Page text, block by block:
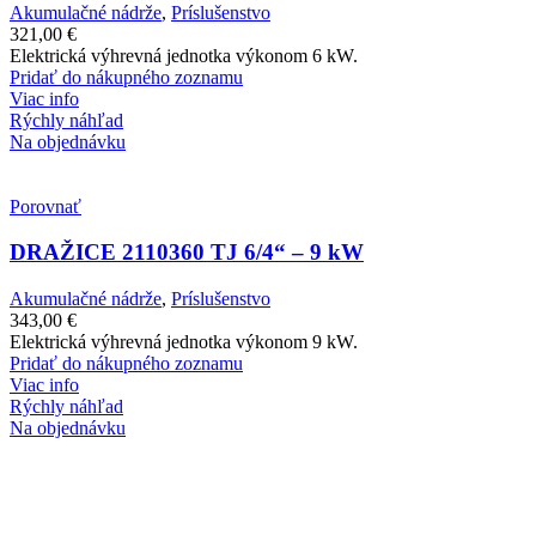
Akumulačné nádrže, Príslušenstvo
321,00 €
Elektrická výhrevná jednotka výkonom 6 kW.
Pridať do nákupného zoznamu
Viac info
Rýchly náhľad
Na objednávku
Porovnať
DRAŽICE 2110360 TJ 6/4“ – 9 kW
Akumulačné nádrže, Príslušenstvo
343,00 €
Elektrická výhrevná jednotka výkonom 9 kW.
Pridať do nákupného zoznamu
Viac info
Rýchly náhľad
Na objednávku